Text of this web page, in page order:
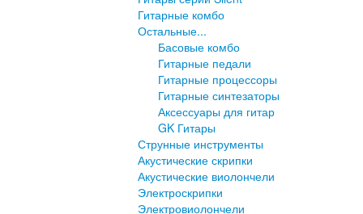
Гитарные комбо
Остальные...
Басовые комбо
Гитарные педали
Гитарные процессоры
Гитарные синтезаторы
Аксессуары для гитар
GK Гитары
Струнные инструменты
Акустические скрипки
Акустические виолончели
Электроскрипки
Электровиолончели